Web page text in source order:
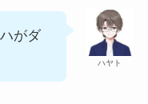
ハヤト
がダ